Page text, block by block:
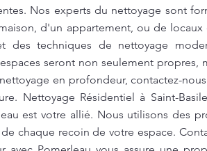
Nos experts du nettoyage sont
d'un appartement, ou de
des techniques de nettoyage
seront non seulement propres,
en profondeur, contactez-
Nettoyage Résidentiel à Saint-
est votre allié. Nous utilisons des
chaque recoin de votre espace.